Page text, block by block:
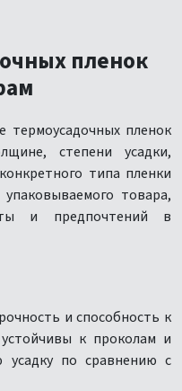
пленок
термоусадочных пленок
степени усадки,
типа пленки
товара,
и предпочтений в
и способность к
к проколам и
по сравнению с